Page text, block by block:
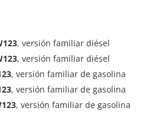
, versión familiar diésel
, versión familiar diésel
, versión familiar de gasolina
, versión familiar de gasolina
, versión familiar de gasolina